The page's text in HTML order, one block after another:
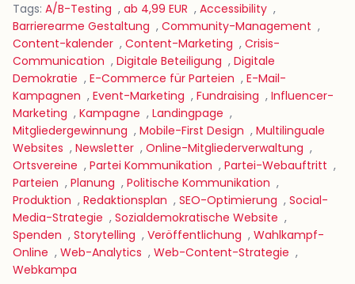
Tags: A/B-Testing , ab 4,99 EUR , Accessibility ,
Barrierearme Gestaltung , Community-Management ,
Content-kalender , Content-Marketing , Crisis-
Communication , Digitale Beteiligung , Digitale
Demokratie , E-Commerce für Parteien , E-Mail-
Kampagnen , Event-Marketing , Fundraising , Influencer-
Marketing , Kampagne , Landingpage ,
Mitgliedergewinnung , Mobile-First Design , Multilinguale
Websites , Newsletter , Online-Mitgliederverwaltung ,
Ortsvereine , Partei Kommunikation , Partei-Webauftritt ,
Parteien , Planung , Politische Kommunikation ,
Produktion , Redaktionsplan , SEO-Optimierung , Social-
Media-Strategie , Sozialdemokratische Website ,
Spenden , Storytelling , Veröffentlichung , Wahlkampf-
Online , Web-Analytics , Web-Content-Strategie ,
Webkampa